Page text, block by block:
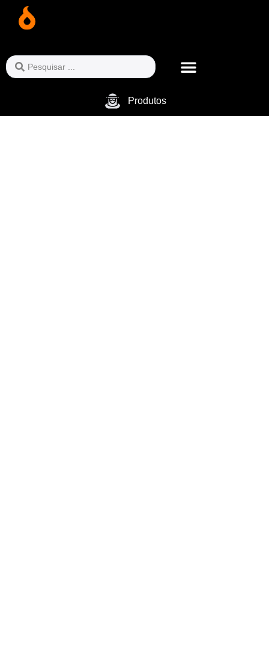
Produtos